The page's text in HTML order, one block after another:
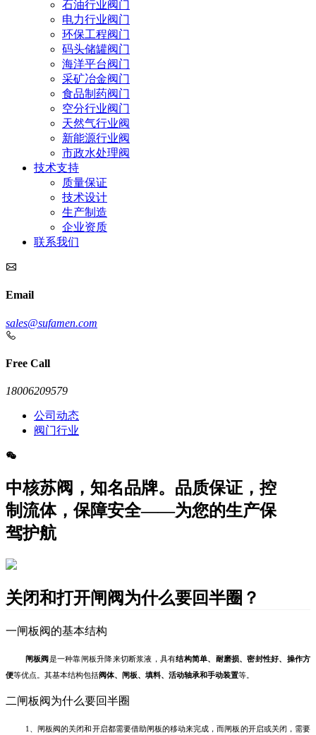
石油行业阀门
电力行业阀门
环保工程阀门
码头储罐阀门
海洋平台阀门
采矿冶金阀门
食品制药阀门
空分行业阀门
天然气行业阀
新能源行业阀
市政水处理阀
技术支持
质量保证
技术设计
生产制造
企业资质
联系我们
Email
sales@sufamen.com
Free Call
18006209579
公司动态
阀门行业
中核苏阀，知名品牌。品质保证，控
制流体，保障安全——为您的生产保
驾护航
关闭和打开闸阀为什么要回半圈？
一闸板阀的基本结构
闸板阀是一种靠闸板升降来切断浆液，具有结构简单、耐磨损、密封性好、操作方
便等优点。其基本结构包括阀体、闸板、填料、活动轴承和手动装置等。
二闸板阀为什么要回半圈
1、闸板阀的关闭和开启都需要借助闸板的移动来完成，而闸板的开启或关闭，需要